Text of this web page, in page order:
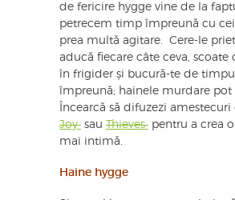
de fericire hygge vine de la
petrecem timp împreună cu
prea multă agitare. Cere-le
aducă fiecare câte ceva, scoate
în frigider și bucură-te de
împreună; hainele murdare pot
Încearcă să difuzezi
Joy sau Thieves pentru a crea
mai intimă.
Haine hygge